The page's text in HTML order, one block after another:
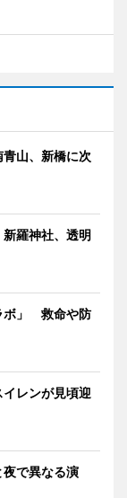
山、新橋に次
羅神社、透明
ボ」 救命や防
レンが見頃迎
で異なる演